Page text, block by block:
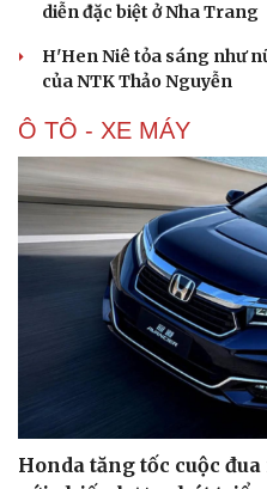
Văn hóa
Văn học
Âm nhạc
Di sản
diễn đặc biệt ở Nha Trang
H'Hen Niê tỏa sáng như
của NTK Thảo Nguyễn
Ô TÔ - XE MÁY
Honda tăng tốc cuộc